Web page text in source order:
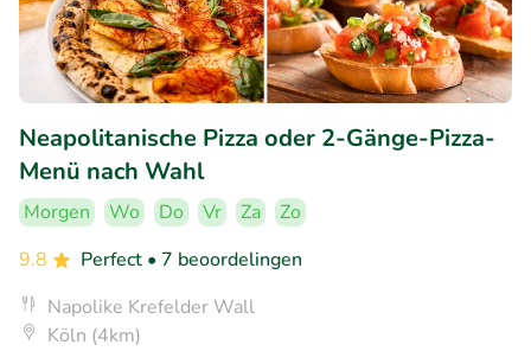
Neapolitanische Pizza oder 2-Gänge-Pizza-
Menü nach Wahl
Morgen Wo Do Vr Za
Zo
9.8
Perfect • 7 beoordelingen
Napolike Krefelder Wall
Köln (4km)